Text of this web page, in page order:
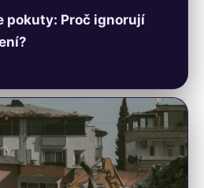
pokuty: Proč ignorují